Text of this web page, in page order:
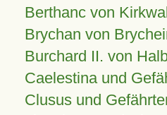
Berthanc von
Brychan von
Burchard II. von
Caelestina und
Clusus und